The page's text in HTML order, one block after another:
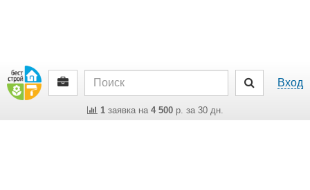
Вход
1заявка на 4 500р. за 30 дн.